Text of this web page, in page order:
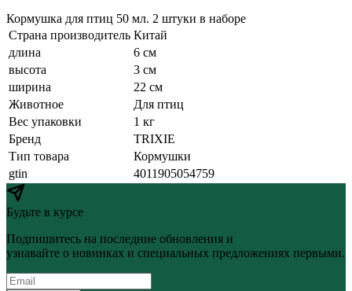
Кормушка для птиц 50 мл. 2 штуки в наборе
Страна производитель Китай
длина
6 см
высота
3 см
ширина
22 см
Животное
Для птиц
Вес упаковки
1 кг
Бренд
TRIXIE
Тип товара
Кормушки
gtin
4011905054759
Будьте в курсе
Подпишитесь на последние обновления и
узнавайте о новинках и специальных предложениях первыми.